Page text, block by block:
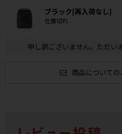
ブラック[再入荷なし]
在庫切れ
申し訳ございません。ただい
商品について